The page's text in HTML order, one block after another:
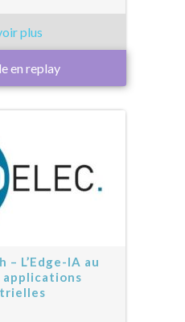
en replay
– L’Edge-IA au
applications